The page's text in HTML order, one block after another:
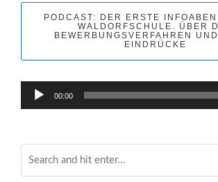
PODCAST: DER ERSTE
WALDORFSCHULE. ÜBER
BEWERBUNGSVERFAHREN
EINDRÜCKE
Audio-
Player
00:00